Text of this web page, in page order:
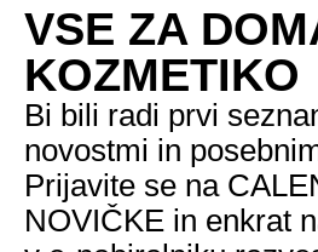
VSE ZA
KOZMETIKO
Bi bili radi prvi
novostmi in
Prijavite se na
NOVIČKE in enkrat